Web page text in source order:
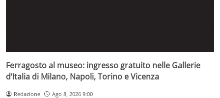
Ferragosto al museo: ingresso gratuito nelle Gallerie
d’Italia di Milano, Napoli, Torino e Vicenza
Redazione Ago 8, 2026 9:00